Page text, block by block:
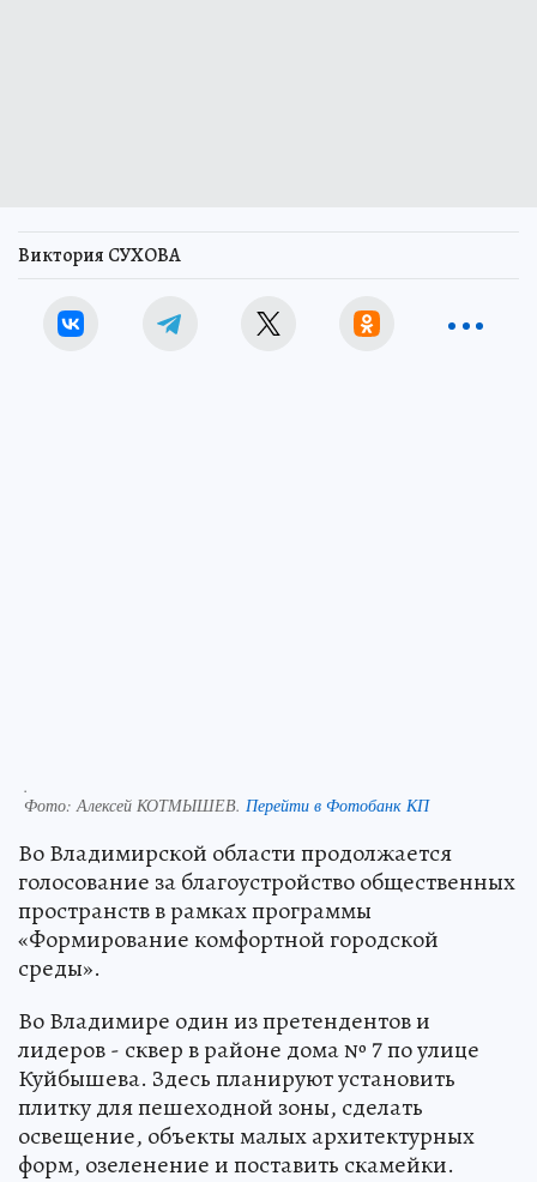
Виктория СУХОВА
.
Фото: Алексей КОТМЫШЕВ. Перейти в Фотобанк КП
Во Владимирской области продолжается
голосование за благоустройство общественных
пространств в рамках программы
«Формирование комфортной городской
среды».
Во Владимире один из претендентов и
лидеров - сквер в районе дома № 7 по улице
Куйбышева. Здесь планируют установить
плитку для пешеходной зоны, сделать
освещение, объекты малых архитектурных
форм, озеленение и поставить скамейки.